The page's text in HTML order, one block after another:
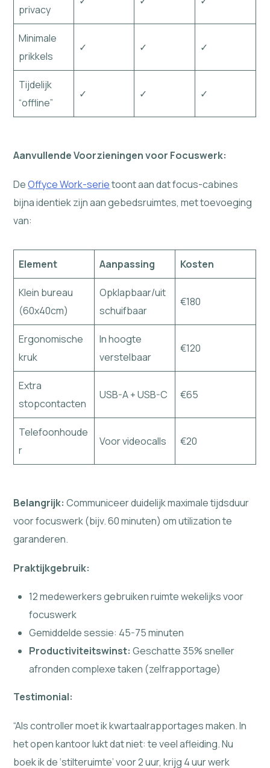
privacy
Minimale
prikkels
✓ ✓ ✓
Tijdelijk
“offline”
✓ ✓ ✓
Aanvullende Voorzieningen voor Focuswerk:
DeOffyce Work-serietoont aan dat focus-cabines
bijna identiek zijn aan gebedsruimtes, met toevoeging
van:
Element Aanpassing Kosten
Klein bureau
(60x40cm)
Opklapbaar/uit
schuifbaar
€180
Ergonomische
kruk
In hoogte
verstelbaar
€120
Extra
stopcontacten
USB-A + USB-C €65
Telefoonhoude
r
Voor videocalls €20
Belangrijk: Communiceer duidelijk maximale tijdsduur
voor focuswerk (bijv. 60 minuten) om utilization te
garanderen.
Praktijkgebruik:
12 medewerkers gebruiken ruimte wekelijks voor
focuswerk
Gemiddelde sessie: 45-75 minuten
Productiviteitswinst: Geschatte 35% sneller
afronden complexe taken (zelfrapportage)
Testimonial:
“Als controller moet ik kwartaalrapportages maken. In
het open kantoor lukt dat niet: te veel afleiding. Nu
boek ik de ‘stilteruimte’ voor 2 uur, krijg 4 uur werk